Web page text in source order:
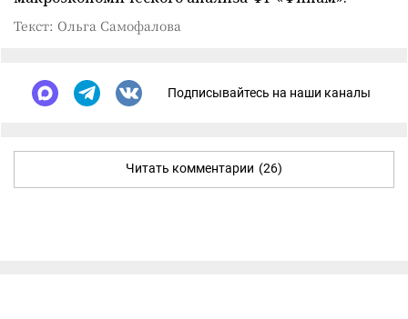
Текст: Ольга Самофалова
Подписывайтесь на наши каналы
Читать комментарии (26)